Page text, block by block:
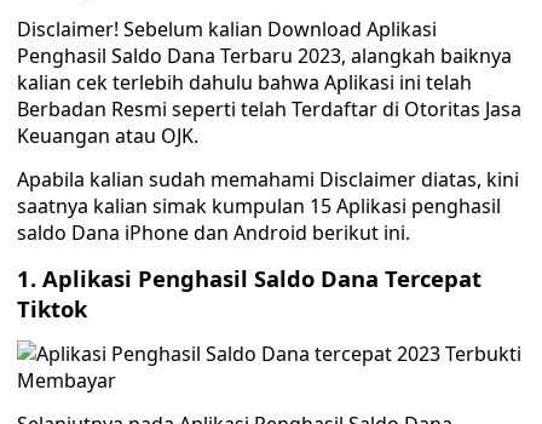
Disclaimer! Sebelum kalian Download Aplikasi
Penghasil Saldo Dana Terbaru 2023, alangkah baiknya
kalian cek terlebih dahulu bahwa Aplikasi ini telah
Berbadan Resmi seperti telah Terdaftar di Otoritas Jasa
Keuangan atau OJK.
Apabila kalian sudah memahami Disclaimer diatas, kini
saatnya kalian simak kumpulan 15 Aplikasi penghasil
saldo Dana iPhone dan Android berikut ini.
1. Aplikasi Penghasil Saldo Dana Tercepat
Tiktok